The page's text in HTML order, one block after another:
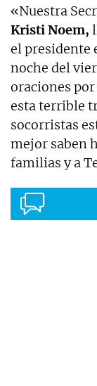
«Nuestra
Kristi Noem,
el presidente
noche del
oraciones
esta terrible
socorristas
mejor saben
familias y a